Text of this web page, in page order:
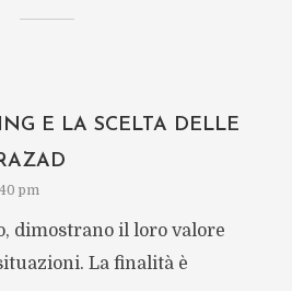
E LA SCELTA DELLE
pm
dimostrano il loro valore
La finalità è